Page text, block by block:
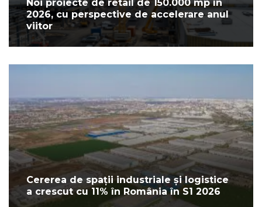
Noi proiecte de retail de 150.000 mp în
2026, cu perspective de accelerare anul
viitor
Cererea de spații industriale și logistice
a crescut cu 11% în România în S1 2026